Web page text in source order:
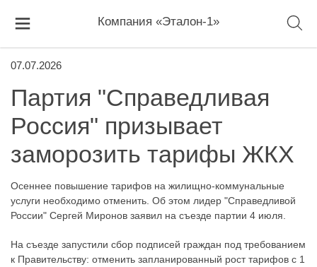
Компания «Эталон-1»
07.07.2026
Партия "Справедливая
Россия" призывает
заморозить тарифы ЖКХ
Осеннее повышение тарифов на жилищно-коммунальные
услуги необходимо отменить. Об этом лидер "Справедливой
России" Сергей Миронов заявил на съезде партии 4 июля.
На съезде запустили сбор подписей граждан под требованием
к Правительству: отменить запланированный рост тарифов с 1